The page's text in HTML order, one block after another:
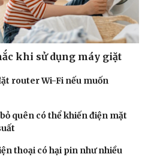
khi sử dụng máy giặt
router Wi-Fi nếu muốn
quên có thể khiến điện mặt
thoại có hại pin như nhiều